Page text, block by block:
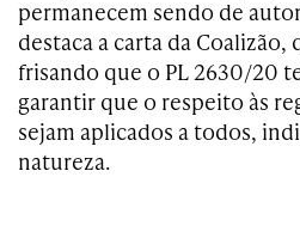
permanecem sendo de
destaca a carta da Coalizão,
frisando que o PL 2630/20
garantir que o respeito às
sejam aplicados a todos,
natureza.